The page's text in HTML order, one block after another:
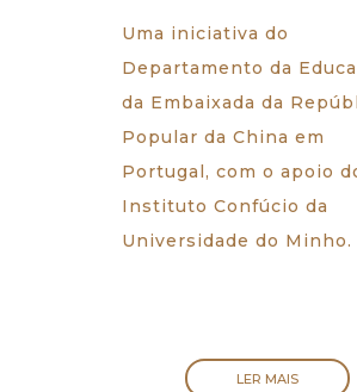
Uma iniciativa do
Departamento da
da Embaixada da
Popular da China em
Portugal, com o apoio
Instituto Confúcio da
Universidade do Minho.
LER MAIS